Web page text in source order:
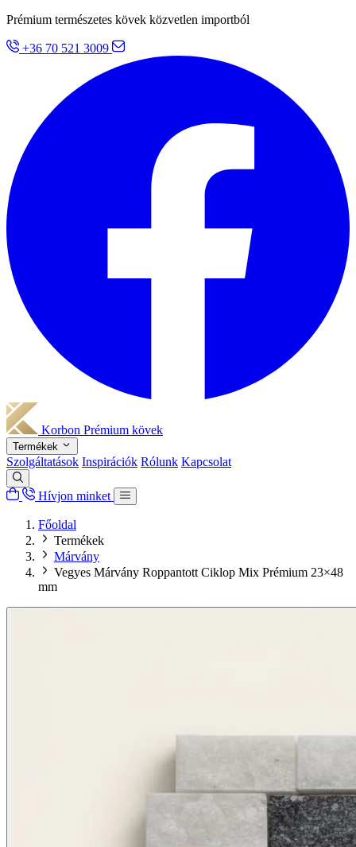
Prémium természetes kövek közvetlen importból
+36 70 521 3009
Korbon Prémium kövek
Termékek
Szolgáltatások Inspirációk Rólunk Kapcsolat
Hívjon minket
Főoldal
Termékek
Márvány
Vegyes Márvány Roppantott Ciklop Mix Prémium 23×48
mm